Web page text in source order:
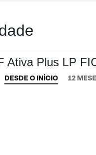
Ativa Plus LP
DESDE O INÍCIO 12